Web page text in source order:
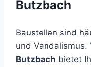
Butzbach
Baustellen sind
und Vandalismus.
Butzbach bietet